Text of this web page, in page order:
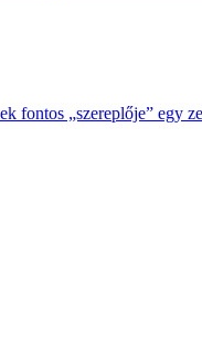
„szereplője” egy